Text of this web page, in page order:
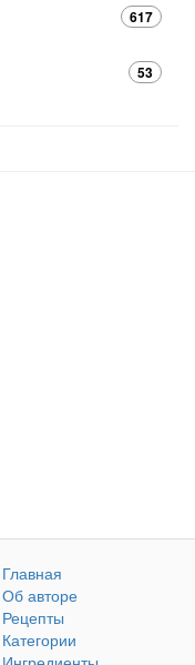
617
53
Главная
Об авторе
Рецепты
Категории